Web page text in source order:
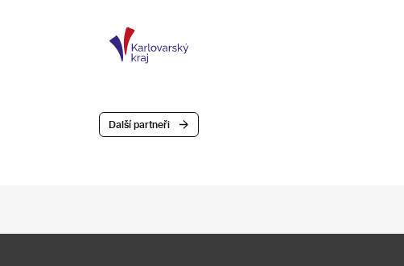
Další partneři